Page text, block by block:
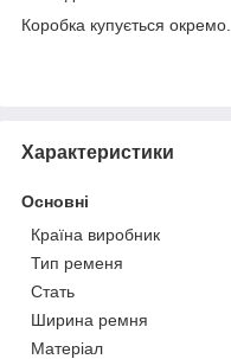
Коробка купується окремо.
Характеристики
Основні
Країна виробник
Тип ременя
Стать
Ширина ремня
Матеріал